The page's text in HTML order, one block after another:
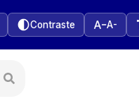
Contraste A-